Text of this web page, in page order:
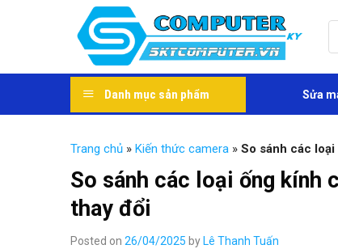
Danh mục sản phẩm Sửa
Trang chủ » Kiến thức camera » So sánh các
So sánh các loại ống kính
thay đổi
Posted on 26/04/2025 byLê Thanh Tuấn